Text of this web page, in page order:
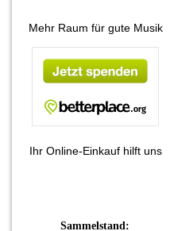
Mehr Raum für gute Musik
Ihr Online-Einkauf hilft uns